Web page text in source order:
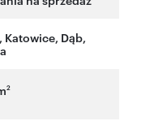
, Katowice, Dąb,
2